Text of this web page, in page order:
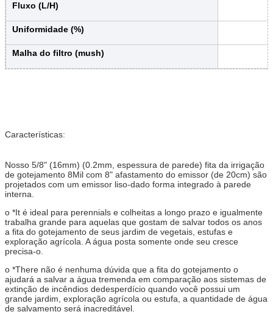
Fluxo (L/H)
Uniformidade (%)
Malha do filtro (mush)
Características:
Nosso 5/8" (16mm) (0.2mm, espessura de parede) fita da irrigação
de gotejamento 8Mil com 8" afastamento do emissor (de 20cm) são
projetados com um emissor liso-dado forma integrado à parede
interna.
o *It é ideal para perennials e colheitas a longo prazo e igualmente
trabalha grande para aquelas que gostam de salvar todos os anos
a fita do gotejamento de seus jardim de vegetais, estufas e
exploração agrícola. A água posta somente onde seu cresce
precisa-o.
o *There não é nenhuma dúvida que a fita do gotejamento o
ajudará a salvar a água tremenda em comparação aos sistemas de
extinção de incêndios dedesperdício quando você possui um
grande jardim, exploração agrícola ou estufa, a quantidade de água
de salvamento será inacreditável.